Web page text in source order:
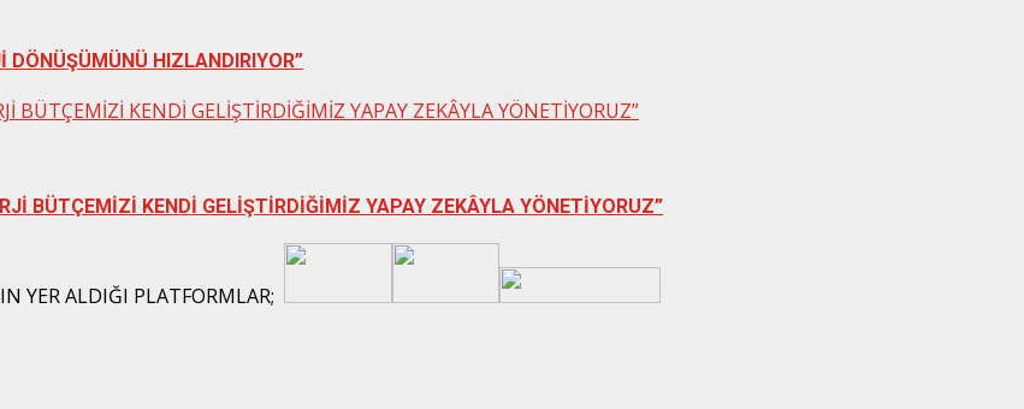
DÖNÜŞÜMÜNÜ HIZLANDIRIYOR”
BÜTÇEMİZİ KENDİ GELİŞTİRDİĞİMİZ YAPAY ZEKÂYLA YÖNETİYORUZ”
BÜTÇEMİZİ KENDİ GELİŞTİRDİĞİMİZ YAPAY ZEKÂYLA YÖNETİYORUZ”
YER ALDIĞI PLATFORMLAR;